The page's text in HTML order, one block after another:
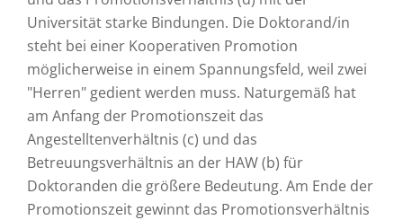
Universität starke Bindungen. Die Doktorand/in
steht bei einer Kooperativen Promotion
möglicherweise in einem Spannungsfeld, weil zwei
"Herren" gedient werden muss. Naturgemäß hat
am Anfang der Promotionszeit das
Angestelltenverhältnis (c) und das
Betreuungsverhältnis an der HAW (b) für
Doktoranden die größere Bedeutung. Am Ende der
Promotionszeit gewinnt das Promotionsverhältnis